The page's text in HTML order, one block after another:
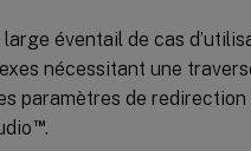
éventail de cas
nécessitant une
paramètres de
™.